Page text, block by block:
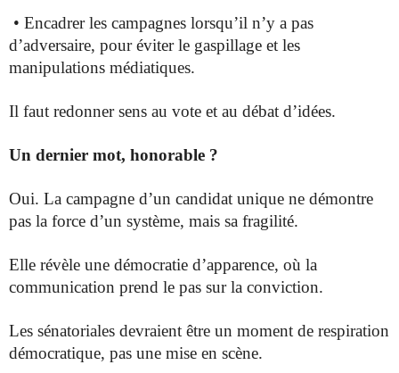
• Encadrer les campagnes lorsqu’il n’y a pas
d’adversaire, pour éviter le gaspillage et les
manipulations médiatiques.
Il faut redonner sens au vote et au débat d’idées.
Un dernier mot, honorable ?
Oui. La campagne d’un candidat unique ne démontre
pas la force d’un système, mais sa fragilité.
Elle révèle une démocratie d’apparence, où la
communication prend le pas sur la conviction.
Les sénatoriales devraient être un moment de respiration
démocratique, pas une mise en scène.